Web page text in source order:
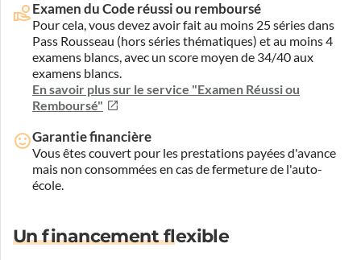
Examen du Code réussi ou remboursé
Pour cela, vous devez avoir fait au moins 25 séries dans
Pass Rousseau (hors séries thématiques) et au moins 4
examens blancs, avec un score moyen de 34/40 aux
examens blancs.
En savoir plus sur le service "Examen Réussi ou
Remboursé"
Garantie financière
Vous êtes couvert pour les prestations payées d'avance
mais non consommées en cas de fermeture de l'auto-
école.
Un financement flexible